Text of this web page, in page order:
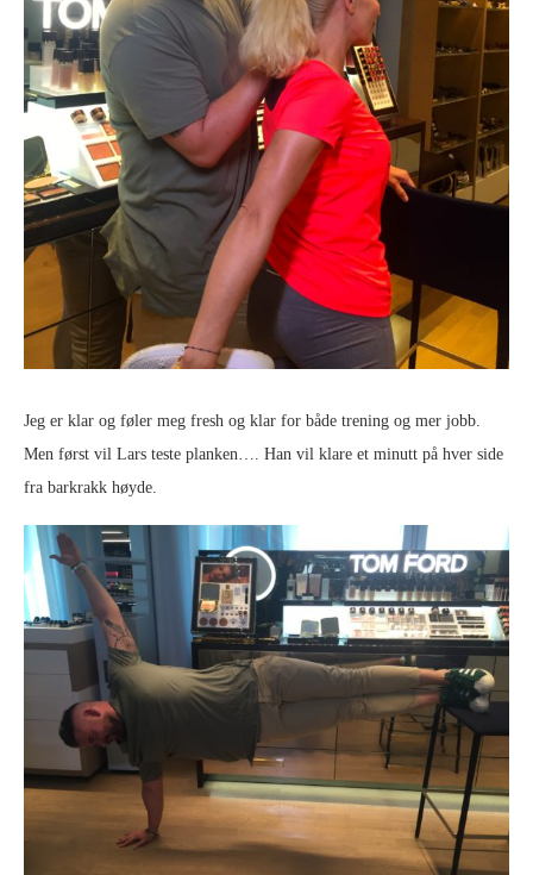
Jeg er klar og føler meg fresh og klar for både trening og mer jobb.
Men først vil Lars teste planken…. Han vil klare et minutt på hver side
fra barkrakk høyde.